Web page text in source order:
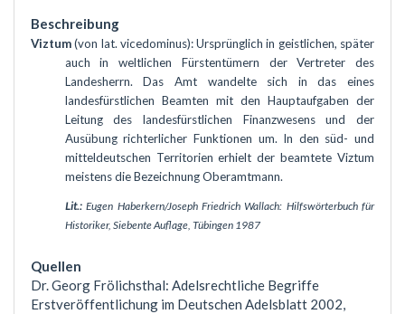
Viztum(von lat. vicedominus): Ursprünglich in geistlichen, später
auch in weltlichen Fürstentümern der Vertreter des
Landesherrn. Das Amt wandelte sich in das eines
landesfürstlichen Beamten mit den Hauptaufgaben der
Leitung des landesfürstlichen Finanzwesens und der
Ausübung richterlicher Funktionen um. In den süd- und
mitteldeutschen Territorien erhielt der beamtete Viztum
meistens die Bezeichnung Oberamtmann.
Lit.:Eugen Haberkern/Joseph Friedrich Wallach: Hilfswörterbuch für
Historiker, Siebente Auflage, Tübingen 1987
Dr. Georg Frölichsthal: Adelsrechtliche Begriffe
Erstveröffentlichung im Deutschen Adelsblatt 2002,